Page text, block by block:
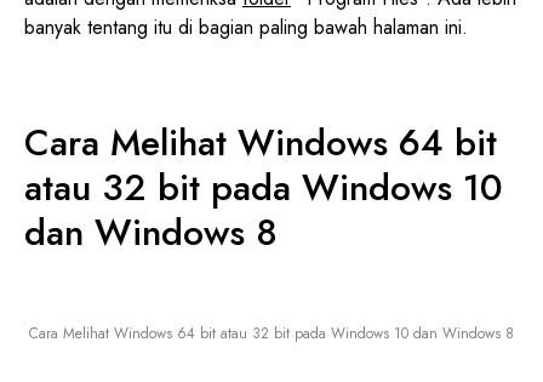
banyak tentang itu di bagian paling bawah halaman ini.
Cara Melihat Windows 64 bit
atau 32 bit pada Windows 10
dan Windows 8
Cara Melihat Windows 64 bit atau 32 bit pada Windows 10 dan Windows 8